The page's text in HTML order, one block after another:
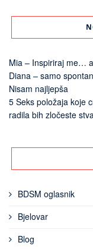
Mia – Inspiriraj me…
Diana – samo
Nisam najljepša
5 Seks položaja koje
radila bih zločeste
BDSM oglasnik
Bjelovar
Blog